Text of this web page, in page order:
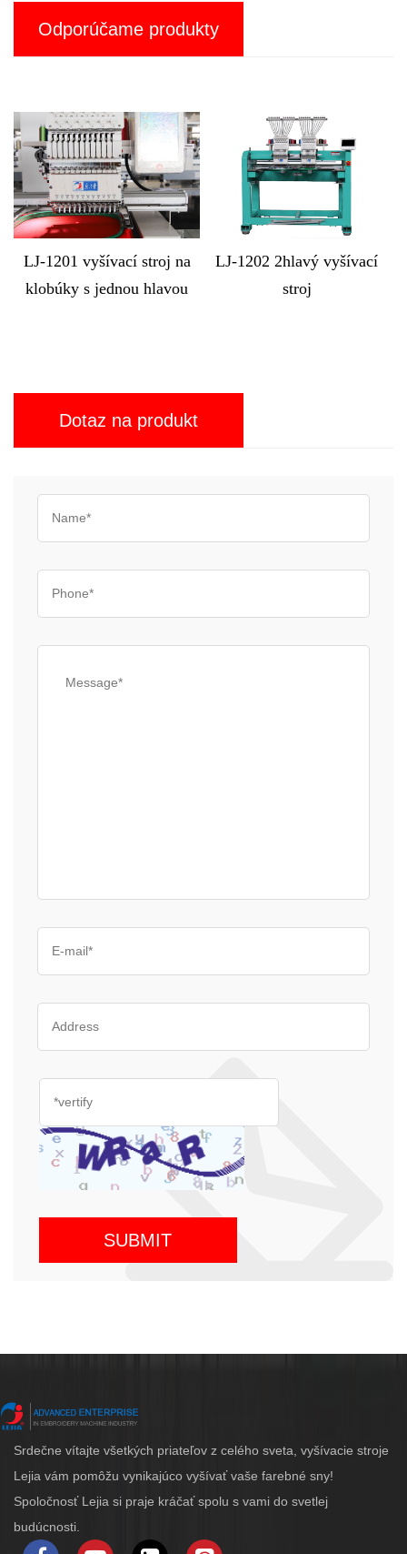
Odporúčame produkty
1201 vyšívací stroj na
s jednou hlavou
LJ-1202 2hlavý vyšívací
LJ-
Dotaz na produkt
Srdečne vítajte všetkých priateľov z celého sveta, vyšívacie stroje
Lejia vám pomôžu vynikajúco vyšívať vaše farebné sny!
Spoločnosť Lejia si praje kráčať spolu s vami do svetlej
budúcnosti.